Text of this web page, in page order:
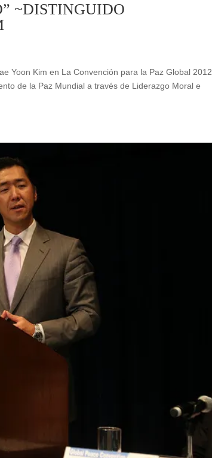
~DISTINGUIDO
Yoon Kim en La Convención para la Paz Global 2012
de la Paz Mundial a través de Liderazgo Moral e